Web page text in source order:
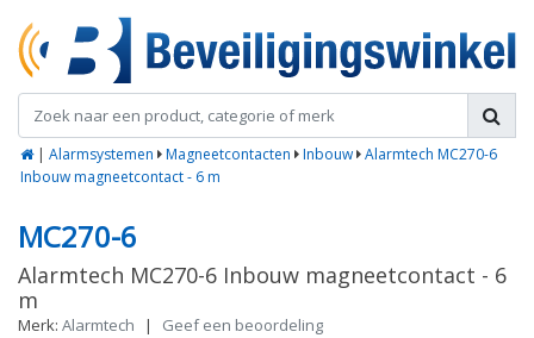
| Alarmsystemen Magneetcontacten Inbouw Alarmtech MC270-6
Inbouw magneetcontact - 6 m
MC270-6
Alarmtech MC270-6 Inbouw magneetcontact - 6
m
Merk: Alarmtech | Geef een beoordeling